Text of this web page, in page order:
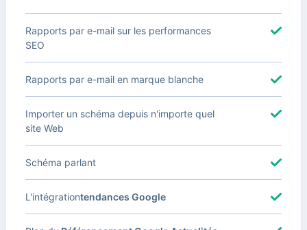
Rapports par e-mail sur les performances
SEO
Rapports par e-mail en marque blanche
Importer un schéma depuis n'importe quel
site Web
Schéma parlant
tendances Google
L'intégration